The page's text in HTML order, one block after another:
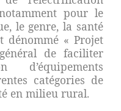
pour le
le genre, la santé
dénommé « Projet
de faciliter
d’équipements
catégories de
en milieu rural.